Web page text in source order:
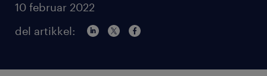
10 februar 2022
del artikkel: